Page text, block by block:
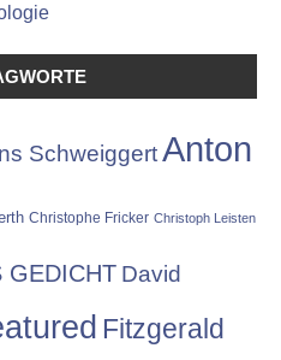
SchweiggertAnton
Christophe Fricker Christoph Leisten
GEDICHT David
Fitzgerald